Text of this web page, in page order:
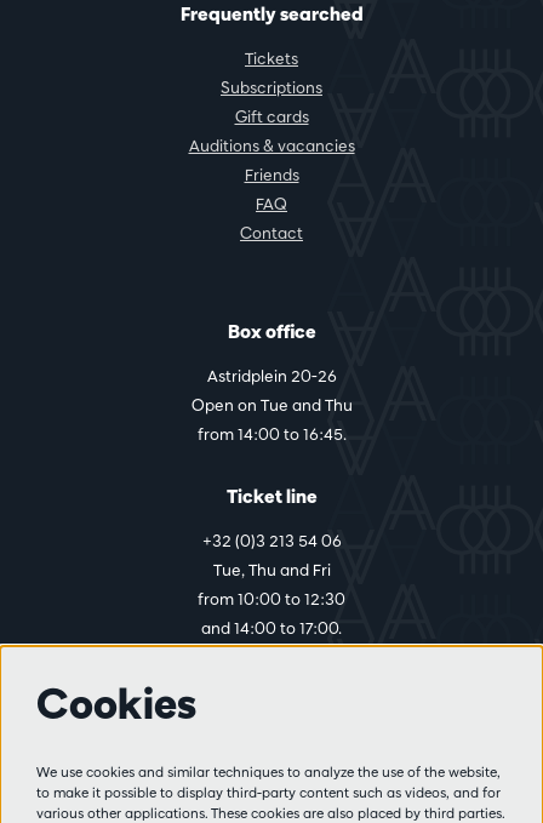
Frequently searched
Tickets
Subscriptions
Gift cards
Auditions & vacancies
Friends
FAQ
Contact
Box office
Astridplein 20-26
Open on Tue and Thu
from 14:00 to 16:45.
Ticket line
+32 (0)3 213 54 06
Tue, Thu and Fri
from 10:00 to 12:30
and 14:00 to 17:00.
Visitor rules
Privacy
Cookies
We use cookies and similar techniques to analyze the use of the website,
to make it possible to display third-party content such as videos, and for
various other applications. These cookies are also placed by third parties.